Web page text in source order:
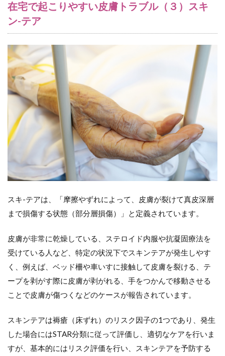
在宅で起こりやすい皮膚トラブル（３）スキ
ン-テア
スキ-テアは、「摩擦やずれによって、皮膚が裂けて真皮深層
まで損傷する状態（部分層損傷）」と定義されています。
皮膚が非常に乾燥している、ステロイド内服や抗凝固療法を
受けている人など、特定の状況下でスキンテアが発生しやす
く、例えば、ベッド柵や車いすに接触して皮膚を裂ける、テ
ープを剥がす際に皮膚が剥がれる、手をつかんで移動させる
ことで皮膚が傷つくなどのケースが報告されています。
スキンテアは褥瘡（床ずれ）のリスク因子の1つであり、発生
した場合にはSTAR分類に従って評価し、適切なケアを行いま
すが、基本的にはリスク評価を行い、スキンテアを予防する